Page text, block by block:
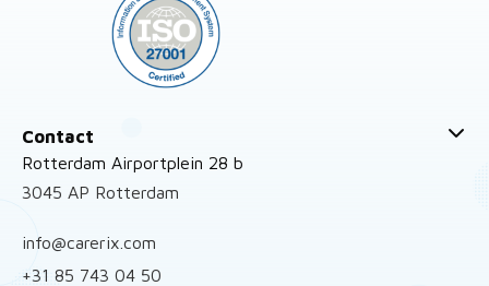
Contact
Rotterdam Airportplein 28 b
3045 AP Rotterdam
info@carerix.com
+31 85 743 04 50